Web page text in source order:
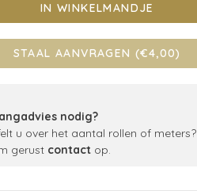
IN WINKELMANDJE
STAAL AANVRAGEN (€4,00)
nodig?
u over het aantal rollen of meters?
gerust contactop.